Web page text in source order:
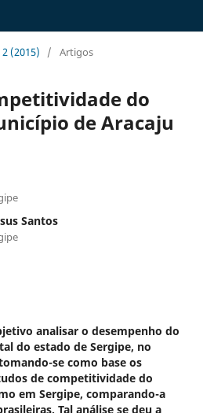
(2015) / Artigos
do
de Aracaju
Santos
analisar o desempenho do
do estado de Sergipe, no
se como base os
de competitividade do
em Sergipe, comparando-a
Tal análise se deu a